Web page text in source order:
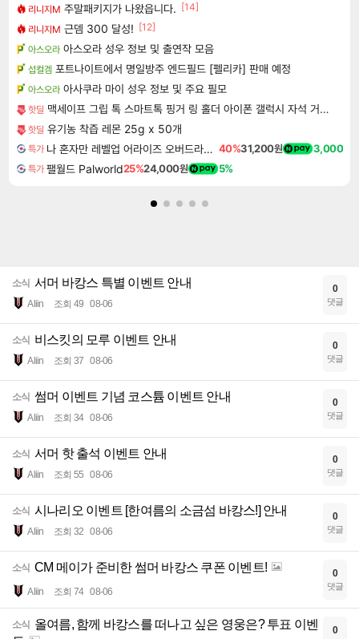
리니지M 주말패키지가 나왔읍니다. [14]
리니지M 근뎀 300 달성! [12]
아스오라 아스오라 성우 정보 및 출연작 모음
섭컬겜 포트나이트에서 명일방주 엔드필드 [펠리카] 판매 예정
아스오라 아사쿠라 마이 성우 정보 및 주요 필모
핫딜 맥세이프 그립 톡 스마트톡 핑거 링 홀더 아이폰 갤럭시 자석 거치대
핫딜 유기농 착즙 레몬 25g x 50개
특가 나 혼자만 레벨업 어라이즈 오버드라이브 디럭스 에디션 Solo Leveling Arise Overdrive Deluxe Edition 40%31,200원 3,000
특가 팰월드 Palworld25%24,000원 5%
소식 서머 바캉스 특별 이벤트 안내
Aliin 조회 49 08-06
0
댓글
소식 비스킷의 모루 이벤트 안내
Aliin 조회 37 08-06
0
댓글
소식 썸머 이벤트 기념 코스튬 이벤트 안내
Aliin 조회 34 08-06
0
댓글
소식 서머 핫 출석 이벤트 안내
Aliin 조회 55 08-06
0
댓글
소식 시나리오 이벤트 [한여름의 소금섬 바캉스!] 안내
Aliin 조회 32 08-06
0
댓글
소식 CM 메이가 준비한 썸머 바캉스 쿠폰 이벤트!
Aliin 조회 74 08-06
0
댓글
소식
올여름, 함께 바캉스를 떠나고 싶은 영웅은? 투표 이벤
0